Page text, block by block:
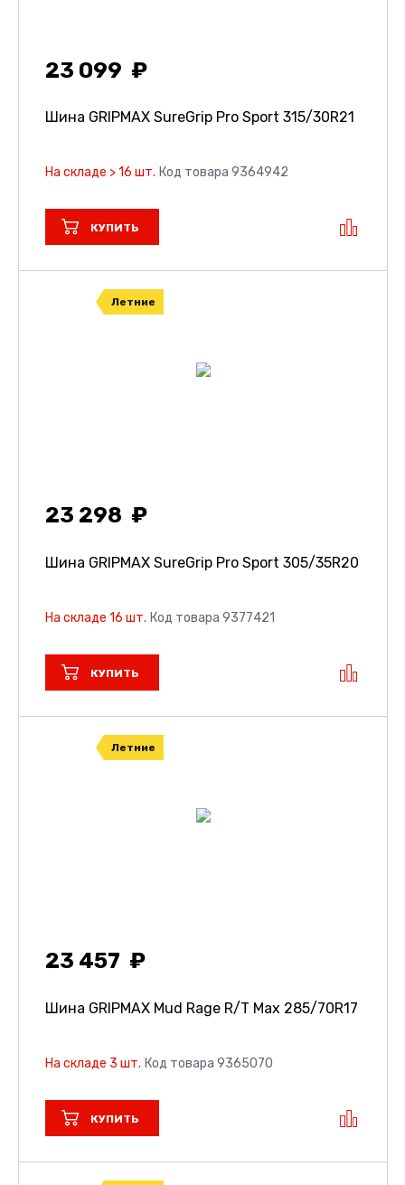
23 099
Шина GRIPMAX SureGrip Pro Sport 315/30R21
На складе > 16 шт. Код товара 9364942
КУПИТЬ
Летние
23 298
Шина GRIPMAX SureGrip Pro Sport 305/35R20
На складе 16 шт. Код товара 9377421
КУПИТЬ
Летние
23 457
Шина GRIPMAX Mud Rage R/T Max 285/70R17
На складе 3 шт. Код товара 9365070
КУПИТЬ